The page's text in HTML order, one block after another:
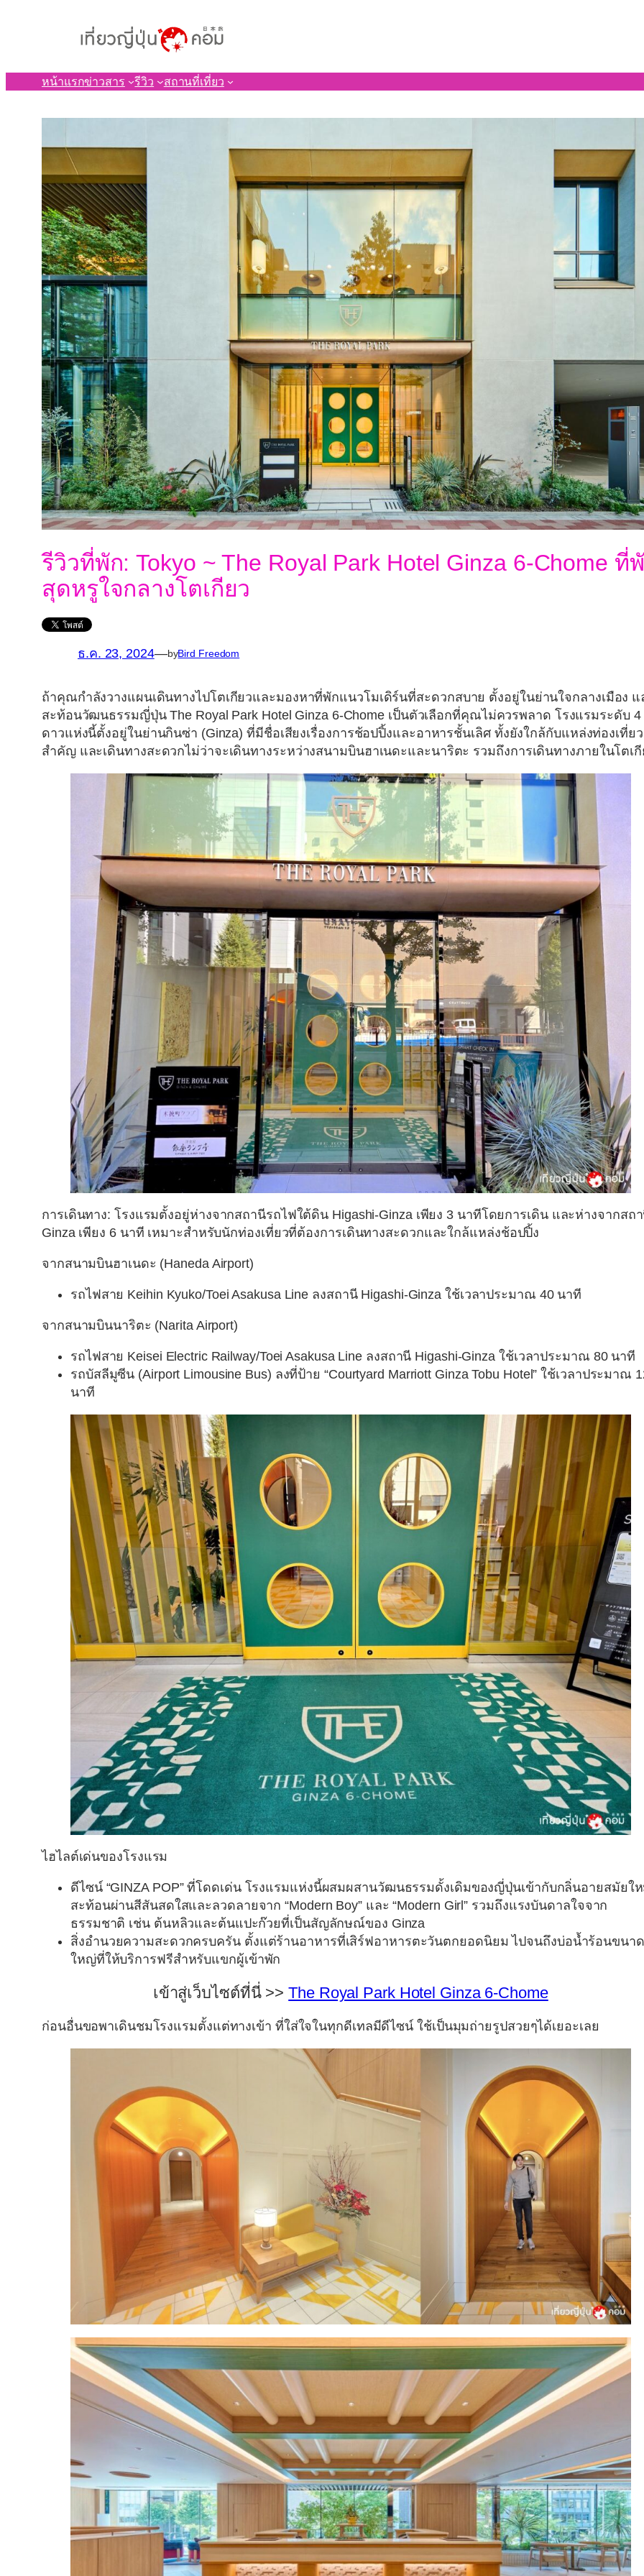
หน้าแรกข่าวสาร รีวิว สถานที่เที่ยว
รีวิวที่พัก: Tokyo ~ The Royal Park Hotel Ginza 6-Chome ที่
สุดหรูใจกลางโตเกียว
ธ.ค. 23, 2024—byBird Freedom
ถ้าคุณกำลังวางแผนเดินทางไปโตเกียวและมองหาที่พักแนวโมเดิร์นที่สะดวกสบาย ตั้งอยู่ในย่านใจกลางเมือง แ
สะท้อนวัฒนธรรมญี่ปุ่นThe Royal Park Hotel Ginza 6-Chome เป็นตัวเลือกที่คุณไม่ควรพลาด โรงแรมระดับ 4
ดาวแห่งนี้ตั้งอยู่ในย่านกินซ่า (Ginza) ที่มีชื่อเสียงเรื่องการช้อปปิ้งและอาหารชั้นเลิศ ทั้งยังใกล้กับแหล่งท่องเที่ยว
สำคัญ และเดินทางสะดวกไม่ว่าจะเดินทางระหว่างสนามบินฮาเนดะและนาริตะ รวมถึงการเดินทางภายในโตเ
การเดินทาง: โรงแรมตั้งอยู่ห่างจากสถานีรถไฟใต้ดิน Higashi-Ginza เพียง 3 นาทีโดยการเดิน และห่างจากสถ
Ginza เพียง 6 นาที เหมาะสำหรับนักท่องเที่ยวที่ต้องการเดินทางสะดวกและใกล้แหล่งช้อปปิ้ง
จากสนามบินฮาเนดะ (Haneda Airport)
รถไฟสาย Keihin Kyuko/Toei Asakusa Line ลงสถานี Higashi-Ginza ใช้เวลาประมาณ 40 นาที
จากสนามบินนาริตะ (Narita Airport)
รถไฟสาย Keisei Electric Railway/Toei Asakusa Line ลงสถานี Higashi-Ginza ใช้เวลาประมาณ 80 นาที
รถบัสลีมูซีน (Airport Limousine Bus) ลงที่ป้าย “Courtyard Marriott Ginza Tobu Hotel” ใช้เวลาประมาณ
นาที
ไฮไลต์เด่นของโรงแรม
ดีไซน์ “GINZA POP” ที่โดดเด่นโรงแรมแห่งนี้ผสมผสานวัฒนธรรมดั้งเดิมของญี่ปุ่นเข้ากับกลิ่นอายสมัยใ
สะท้อนผ่านสีสันสดใสและลวดลายจาก “Modern Boy” และ “Modern Girl” รวมถึงแรงบันดาลใจจาก
ธรรมชาติ เช่น ต้นหลิวและต้นแปะก๊วยที่เป็นสัญลักษณ์ของ Ginza
สิ่งอำนวยความสะดวกครบครันตั้งแต่ร้านอาหารที่เสิร์ฟอาหารตะวันตกยอดนิยม ไปจนถึงบ่อน้ำร้อนขนาด
ใหญ่ที่ให้บริการฟรีสำหรับแขกผู้เข้าพัก
เข้าสู่เว็บไซต์ที่นี่ >>The Royal Park Hotel Ginza 6-Chome
ก่อนอื่นขอพาเดินชมโรงแรมตั้งแต่ทางเข้า ที่ใส่ใจในทุกดีเทลมีดีไซน์ ใช้เป็นมุมถ่ายรูปสวยๆได้เยอะเลย